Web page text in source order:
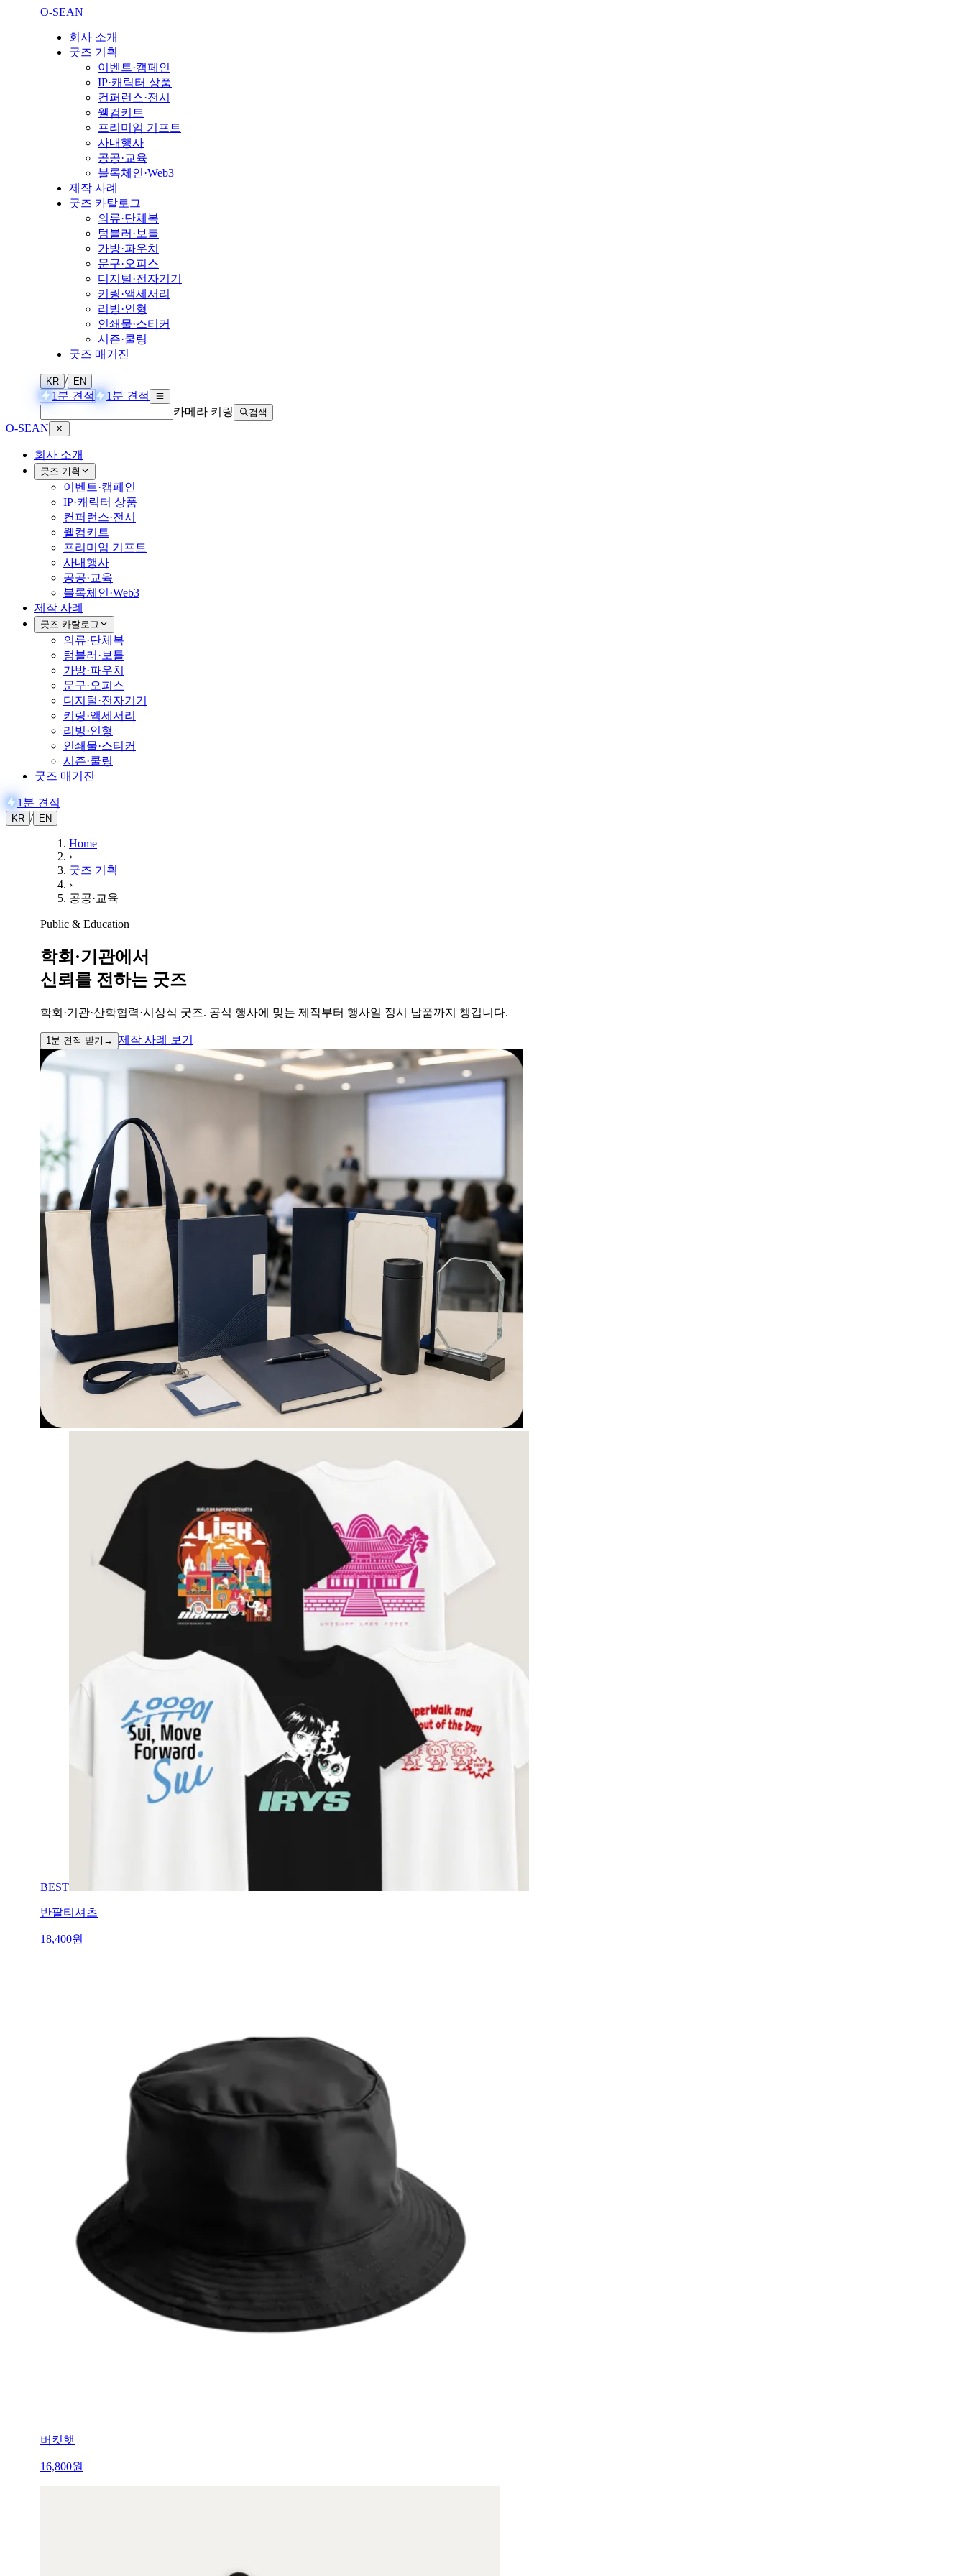
O-SEAN
회사 소개
굿즈 기획
이벤트·캠페인
IP·캐릭터 상품
컨퍼런스·전시
웰컴키트
프리미엄 기프트
사내행사
공공·교육
블록체인·Web3
제작 사례
굿즈 카탈로그
의류·단체복
텀블러·보틀
가방·파우치
문구·오피스
디지털·전자기기
키링·액세서리
리빙·인형
인쇄물·스티커
시즌·쿨링
굿즈 매거진
KR / EN
1분 견적
1분 견적
카메라 키링
검색
O-SEAN
회사 소개
굿즈 기획
이벤트·캠페인
IP·캐릭터 상품
컨퍼런스·전시
웰컴키트
프리미엄 기프트
사내행사
공공·교육
블록체인·Web3
제작 사례
굿즈 카탈로그
의류·단체복
텀블러·보틀
가방·파우치
문구·오피스
디지털·전자기기
키링·액세서리
리빙·인형
인쇄물·스티커
시즌·쿨링
굿즈 매거진
1분 견적
KR / EN
Home
›
굿즈 기획
›
공공·교육
Public & Education
학회·기관에서
신뢰 를 전하는 굿즈
학회·기관·산학협력·시상식 굿즈. 공식 행사에 맞는 제작부터 행사일 정시 납품까지 챙깁니다.
1분 견적 받기 → 제작 사례 보기
BEST
반팔티셔츠
18,400원
버킷햇
16,800원